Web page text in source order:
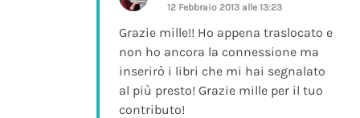
12 Febbraio 2013 alle 13:23
Grazie mille!! Ho appena traslocato e
non ho ancora la connessione ma
inserirò i libri che mi hai segnalato
al più presto! Grazie mille per il tuo
contributo!